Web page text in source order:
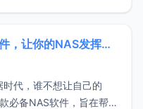
能无法确保满足所有用户
精选：NAS用户必装的十款软件，让你的NAS发挥极致（上篇）
代，谁不想让自己的
必备NAS软件，旨在帮你